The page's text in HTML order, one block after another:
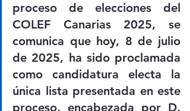
proceso de elecciones del
COLEF Canarias 2025, se
comunica que hoy, 8 de julio
de 2025, ha sido proclamada
como candidatura electa la
única lista presentada en este
proceso, encabezada por D.